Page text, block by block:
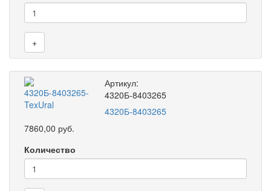
+
Артикул:
4320Б-8403265
4320Б-8403265
7860,00 руб.
Количество